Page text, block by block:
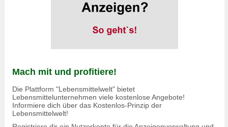
Mach mit und profitiere!
Die Plattform "Lebensmittelwelt" bietet
Lebensmittelunternehmen viele kostenlose Angebote!
Informiere dich über das Kostenlos-Prinzip der
Lebensmittelwelt!